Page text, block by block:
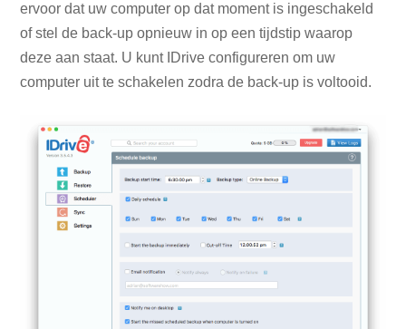
ervoor dat uw computer op dat moment is ingeschakeld
of stel de back-up opnieuw in op een tijdstip waarop
deze aan staat. U kunt IDrive configureren om uw
computer uit te schakelen zodra de back-up is voltooid.